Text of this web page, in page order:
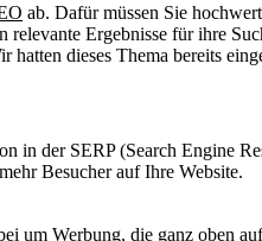
ab. Dafür müssen Sie
Ergebnisse für ihre
dieses Thema bereits
in der SERP (Search Engine
Besucher auf Ihre Website.
um Werbung, die ganz oben